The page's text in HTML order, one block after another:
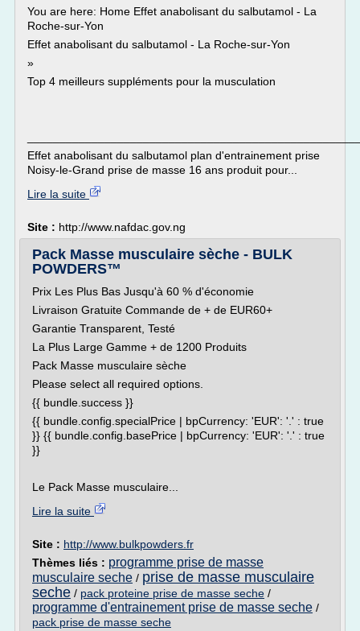
You are here: Home Effet anabolisant du salbutamol - La
Roche-sur-Yon
Effet anabolisant du salbutamol - La Roche-sur-Yon
»
Top 4 meilleurs suppléments pour la musculation
Effet anabolisant du salbutamol plan d'entrainement prise
Noisy-le-Grand prise de masse 16 ans produit pour...
Lire la suite
Site : http://www.nafdac.gov.ng
Pack Masse musculaire sèche - BULK
POWDERS™
Prix Les Plus Bas Jusqu'à 60 % d'économie
Livraison Gratuite Commande de + de EUR60+
Garantie Transparent, Testé
La Plus Large Gamme + de 1200 Produits
Pack Masse musculaire sèche
Please select all required options.
{{ bundle.success }}
{{ bundle.config.specialPrice | bpCurrency: 'EUR': '.' : true
}} {{ bundle.config.basePrice | bpCurrency: 'EUR': '.' : true
}}
Le Pack Masse musculaire...
Lire la suite
Site : http://www.bulkpowders.fr
Thèmes liés : programme prise de masse
musculaire seche / prise de masse musculaire
seche / pack proteine prise de masse seche /
programme d'entrainement prise de masse seche /
pack prise de masse seche